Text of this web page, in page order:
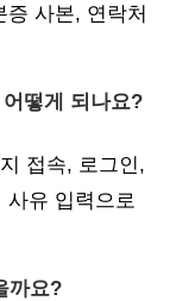
사본, 연락처
떻게 되나요?
접속, 로그인,
사유 입력으로
까요?